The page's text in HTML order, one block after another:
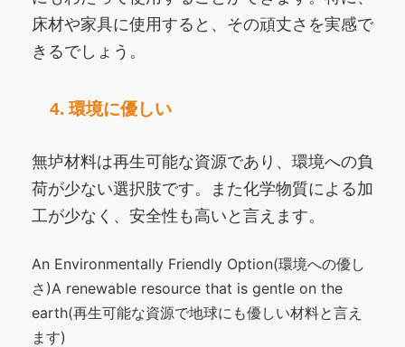
床材や家具に使用すると、その頑丈さを実感で
きるでしょう。
4. 環境に優しい
無垆材料は再生可能な資源であり、環境への負
荷が少ない選択肢です。また化学物質による加
工が少なく、安全性も高いと言えます。
An Environmentally Friendly Option(環境への優し
さ)A renewable resource that is gentle on the
earth(再生可能な資源で地球にも優しい材料と言え
ます)